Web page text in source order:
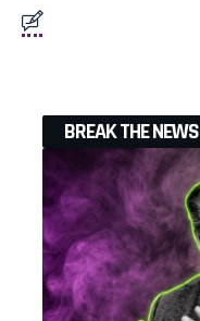
BREAK THE NEWS